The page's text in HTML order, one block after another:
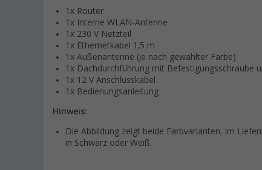
1x Router
1x Interne WLAN-Antenne
1x 230 V Netzteil
1x Ethernetkabel 1,5 m
1x Außenantenne (je nach gewählter Farbe)
1x Dachdurchführung mit Befestigungsschraube
1x 12 V Anschlusskabel
1x Bedienungsanleitung
Hinweis:
Die Abbildung zeigt beide Farbvarianten. Im
in Schwarz oder Weiß.